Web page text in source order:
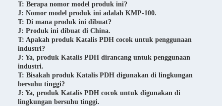
T: Berapa nomor model produk ini?
J: Nomor model produk ini adalah KMP-100.
T: Di mana produk ini dibuat?
J: Produk ini dibuat di China.
T: Apakah produk Katalis PDH cocok untuk penggunaan
industri?
J: Ya, produk Katalis PDH dirancang untuk penggunaan
industri.
T: Bisakah produk Katalis PDH digunakan di lingkungan
bersuhu tinggi?
J: Ya, produk Katalis PDH cocok untuk digunakan di
lingkungan bersuhu tinggi.